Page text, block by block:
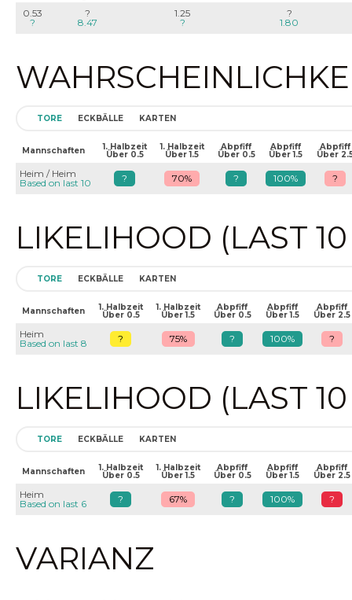
0.53
?
?
8.47
1.25
?
?
1.80
TORE ECKBÄLLE KARTEN
Mannschaften 1. Halbzeit
Über 0.5
1. Halbzeit
Über 1.5
Abpfiff
Über 0.5
Abpfiff
Über 1.5
Abpfiff
Über
Heim / Heim
Based on last 10
? 70% ? 100% ?
LIKELIHOOD (LAST
TORE ECKBÄLLE KARTEN
Mannschaften 1. Halbzeit
Über 0.5
1. Halbzeit
Über 1.5
Abpfiff
Über 0.5
Abpfiff
Über 1.5
Abpfiff
Über 2.5
Heim
Based on last 8
? 75% ? 100% ?
LIKELIHOOD (LAST
TORE ECKBÄLLE KARTEN
Mannschaften 1. Halbzeit
Über 0.5
1. Halbzeit
Über 1.5
Abpfiff
Über 0.5
Abpfiff
Über 1.5
Abpfiff
Über 2.5
Heim
Based on last 6
? 67% ? 100% ?
VARIANZ